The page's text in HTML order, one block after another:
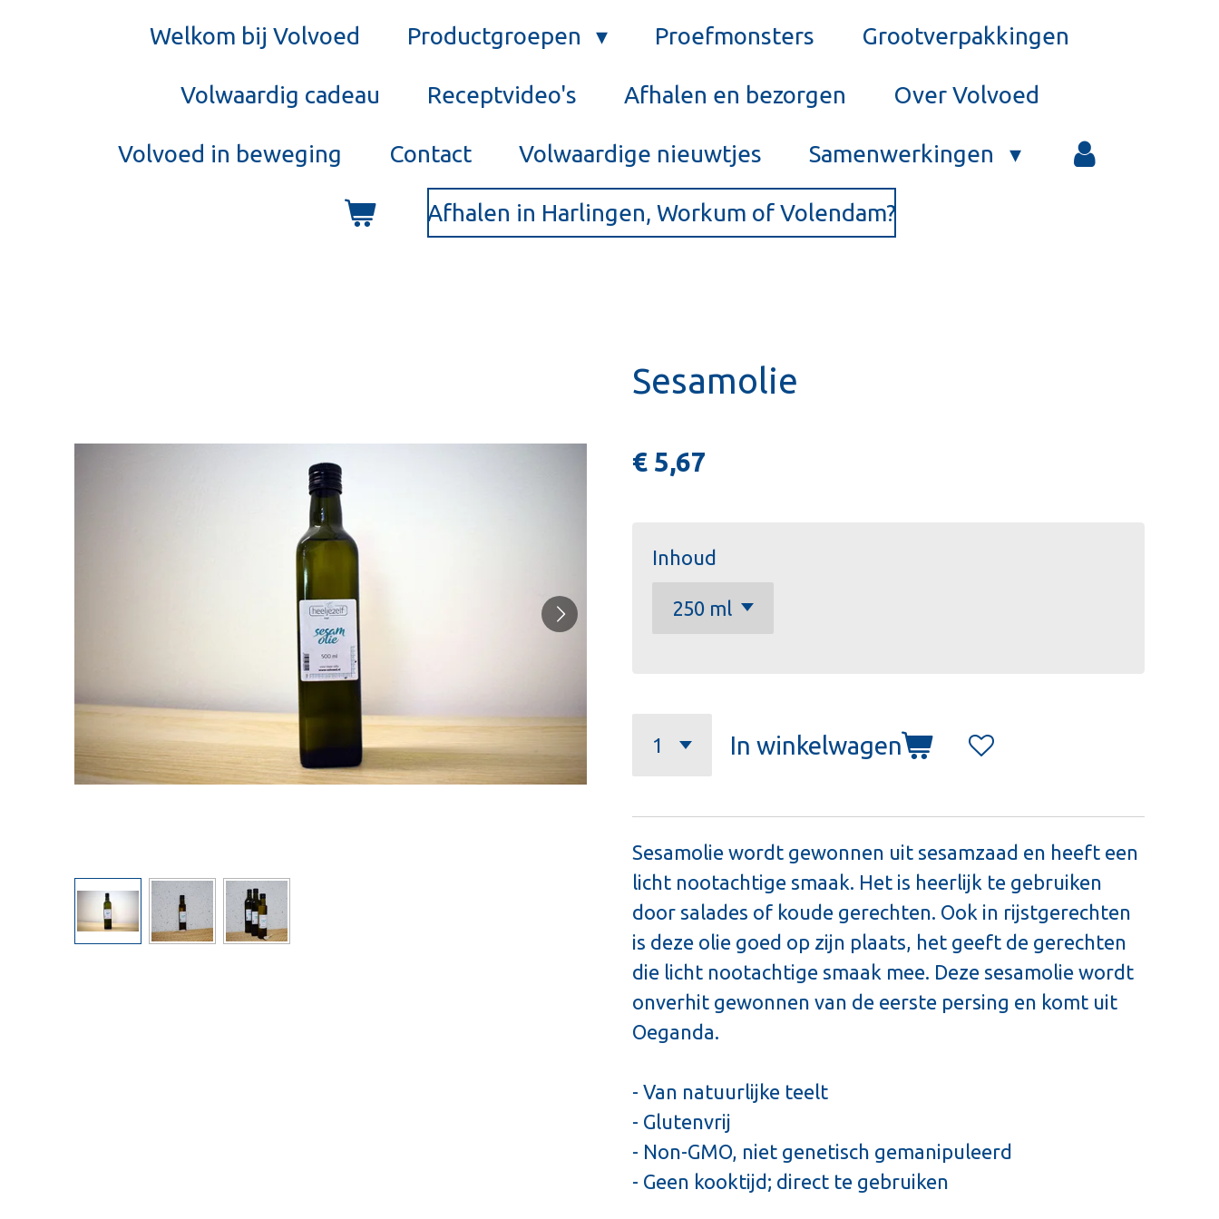
Welkom bij Volvoed Productgroepen Proefmonsters Grootverpakkingen
Volwaardig cadeau Receptvideo's Afhalen en bezorgen Over Volvoed
Volvoed in beweging Contact Volwaardige nieuwtjes Samenwerkingen
Afhalen in Harlingen, Workum of Volendam?
Sesamolie
€ 5,67
Inhoud
In winkelwagen
Sesamolie wordt gewonnen uit sesamzaad en heeft een
licht nootachtige smaak. Het is heerlijk te gebruiken
door salades of koude gerechten. Ook in rijstgerechten
is deze olie goed op zijn plaats, het geeft de gerechten
die licht nootachtige smaak mee. Deze sesamolie wordt
onverhit gewonnen van de eerste persing en komt uit
Oeganda.
- Van natuurlijke teelt
- Glutenvrij
- Non-GMO, niet genetisch gemanipuleerd
- Geen kooktijd; direct te gebruiken